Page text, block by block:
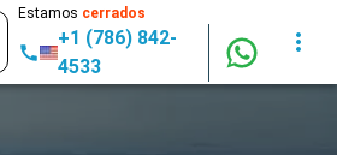
Estamos cerrados
+1 (786) 842-
4533